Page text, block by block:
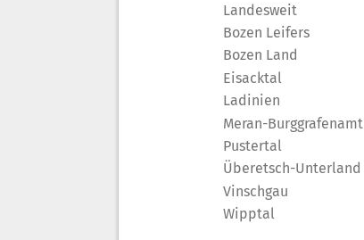
Landesweit
Bozen Leifers
Bozen Land
Eisacktal
Ladinien
Meran-Burggrafenamt
Pustertal
Überetsch-Unterland
Vinschgau
Wipptal